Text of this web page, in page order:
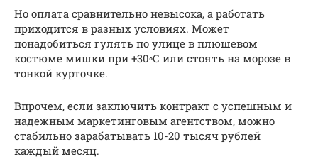
Но оплата сравнительно невысока, а работать
приходится в разных условиях. Может
понадобиться гулять по улице в плюшевом
костюме мишки при +30◦С или стоять на морозе в
тонкой курточке.
Впрочем, если заключить контракт с успешным и
надежным маркетинговым агентством, можно
стабильно зарабатывать 10-20 тысяч рублей
каждый месяц.